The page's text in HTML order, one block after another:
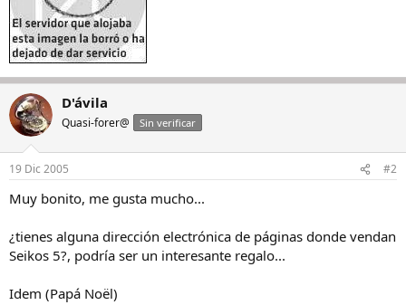
D'ávila
Quasi-forer@ Sin verificar
19 Dic 2005 #2
Muy bonito, me gusta mucho...
¿tienes alguna dirección electrónica de páginas donde vendan
Seikos 5?, podría ser un interesante regalo...
Idem (Papá Noël)